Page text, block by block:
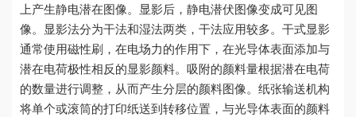
上产生静电潜在图像。显影后，静电潜伏图像变成可见图
像。显影法分为干法和湿法两类，干法应用较多。干式显影
通常使用磁性刷，在电场力的作用下，在光导体表面添加与
潜在电荷极性相反的显影颜料。吸附的颜料量根据潜在电荷
的数量进行调整，从而产生分层的颜料图像。纸张输送机构
将单个或滚筒的打印纸送到转移位置，与光导体表面的颜料